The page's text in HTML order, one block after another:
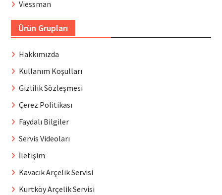
Viessman
Ürün Grupları
Hakkımızda
Kullanım Koşulları
Gizlilik Sözleşmesi
Çerez Politikası
Faydalı Bilgiler
Servis Videoları
İletişim
Kavacık Arçelik Servisi
Kurtköy Arçelik Servisi